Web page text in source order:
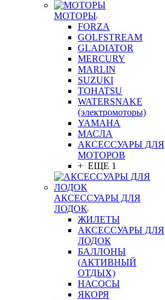
МОТОРЫ
FORZA
GOLFSTREAM
GLADIATOR
MERCURY
MARLIN
SUZUKI
TOHATSU
WATERSNAKE
(электромоторы)
YAMAHA
МАСЛА
АКСЕССУАРЫ ДЛЯ
МОТОРОВ
+ ЕЩЕ 1
АКСЕССУАРЫ ДЛЯ
ЛОДОК
ЖИЛЕТЫ
АКСЕССУАРЫ ДЛЯ
ЛОДОК
БАЛЛОНЫ
(АКТИВНЫЙ
ОТДЫХ)
НАСОСЫ
ЯКОРЯ